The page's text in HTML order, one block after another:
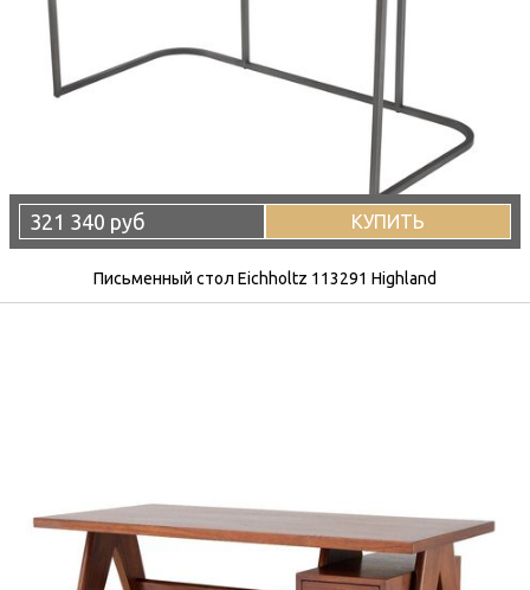
321 340 руб КУПИТЬ
Письменный стол Eichholtz 113291 Highland